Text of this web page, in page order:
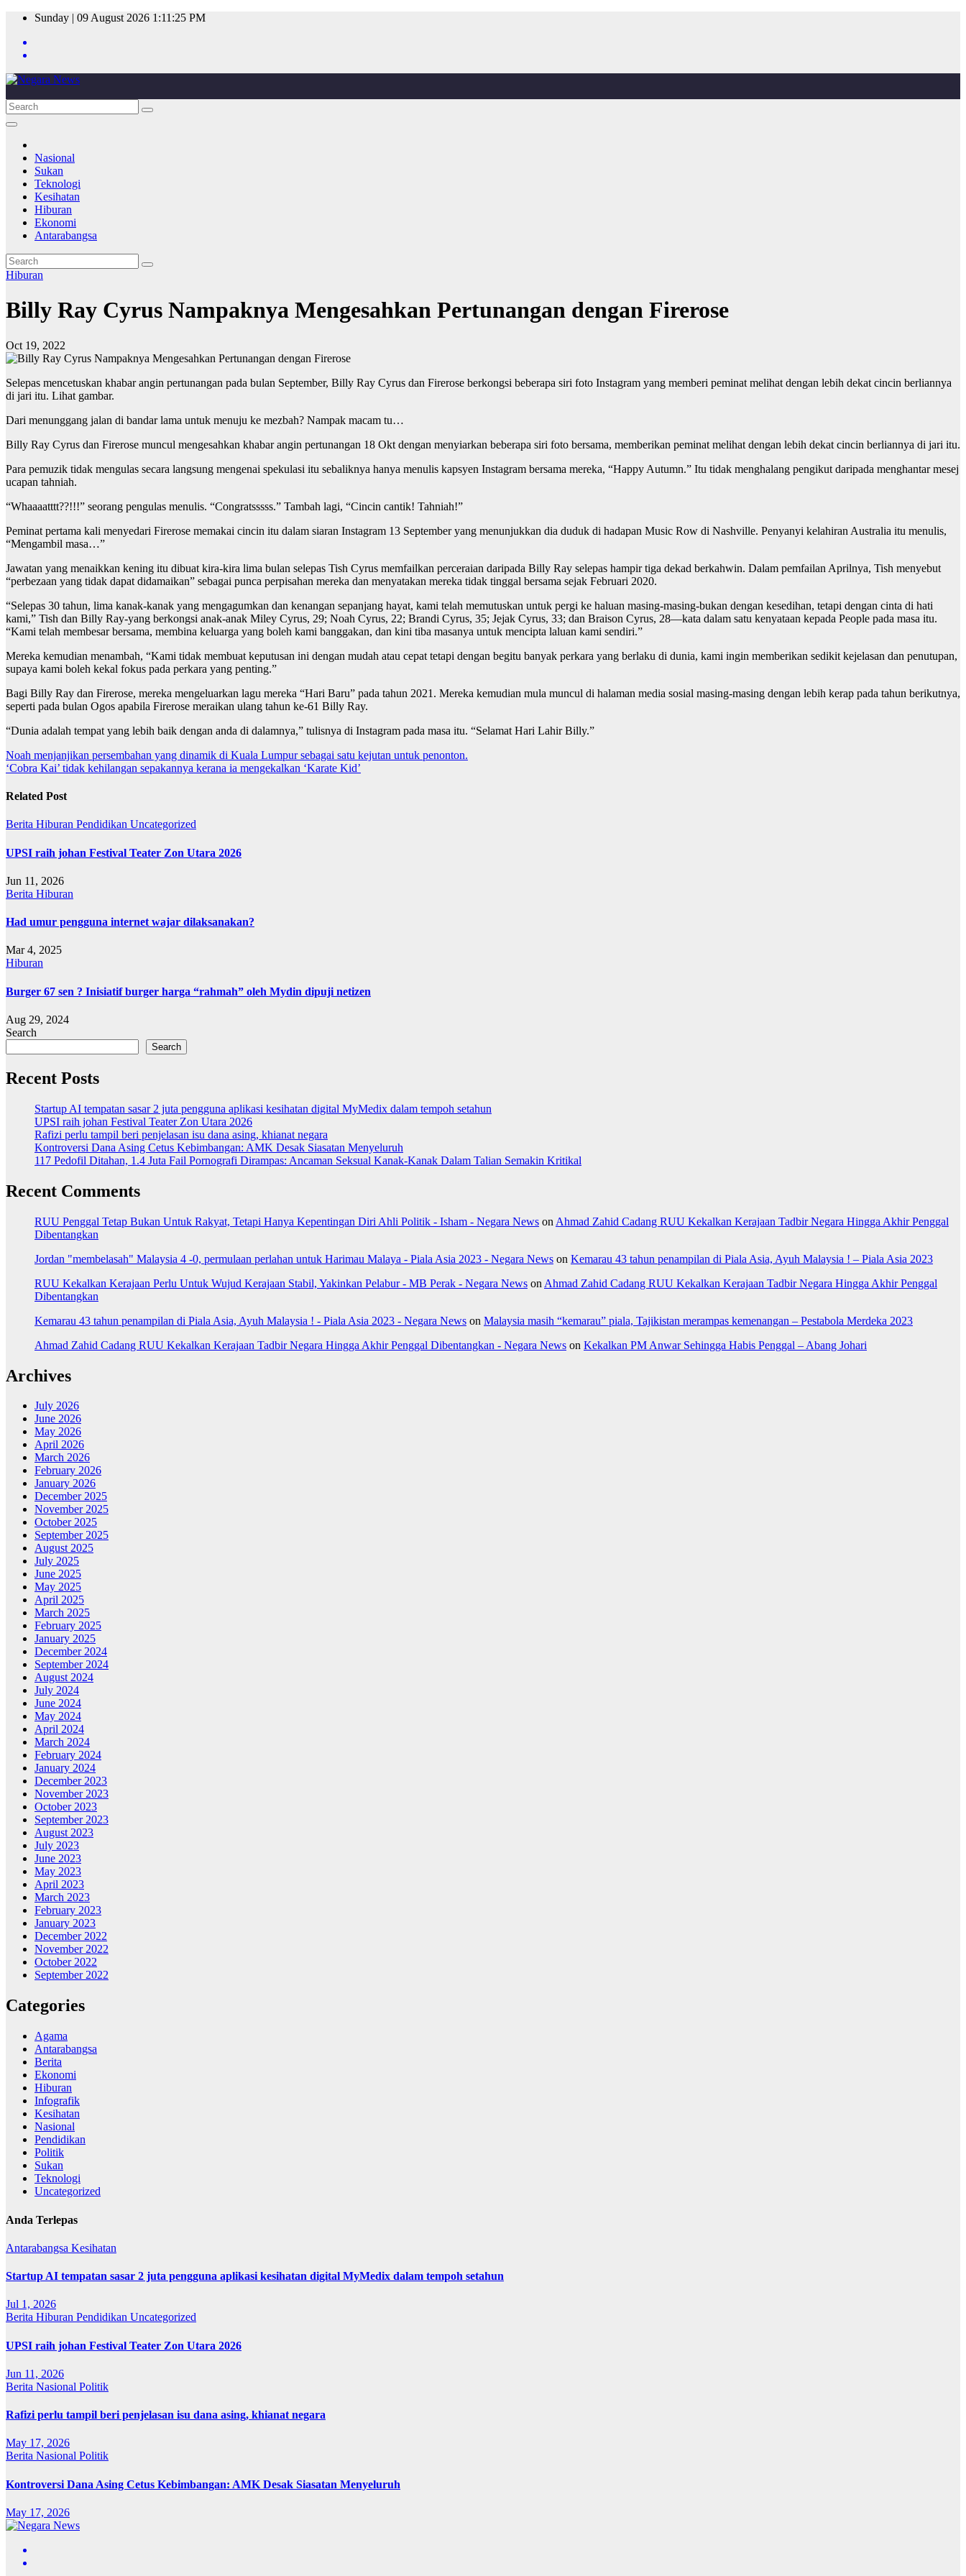
Skip
content
Sunday | 09 August 2026 1:11:25 PM
Nasional
Sukan
Teknologi
Kesihatan
Hiburan
Ekonomi
Antarabangsa
Hiburan
Billy Ray Cyrus Nampaknya Mengesahkan Pertunangan dengan Firerose
Oct 19, 2022
Selepas mencetuskan khabar angin pertunangan pada bulan September, Billy Ray Cyrus dan Firerose berkongsi beberapa siri foto Instagram yang memberi peminat melihat dengan lebih dekat cincin berliannya
di jari itu. Lihat gambar.
Dari menunggang jalan di bandar lama untuk menuju ke mezbah? Nampak macam tu…
Billy Ray Cyrus dan Firerose muncul mengesahkan khabar angin pertunangan 18 Okt dengan menyiarkan beberapa siri foto bersama, memberikan peminat melihat dengan lebih dekat cincin berliannya di jari itu.
Para pemuzik tidak mengulas secara langsung mengenai spekulasi itu sebaliknya hanya menulis kapsyen Instagram bersama mereka, “Happy Autumn.” Itu tidak menghalang pengikut daripada menghantar mesej
ucapan tahniah.
“Whaaaatttt??!!!” seorang pengulas menulis. “Congratsssss.” Tambah lagi, “Cincin cantik! Tahniah!”
Peminat pertama kali menyedari Firerose memakai cincin itu dalam siaran Instagram 13 September yang menunjukkan dia duduk di hadapan Music Row di Nashville. Penyanyi kelahiran Australia itu menulis,
“Mengambil masa…”
Jawatan yang menaikkan kening itu dibuat kira-kira lima bulan selepas Tish Cyrus memfailkan perceraian daripada Billy Ray selepas hampir tiga dekad berkahwin. Dalam pemfailan Aprilnya, Tish menyebut
“perbezaan yang tidak dapat didamaikan” sebagai punca perpisahan mereka dan menyatakan mereka tidak tinggal bersama sejak Februari 2020.
“Selepas 30 tahun, lima kanak-kanak yang mengagumkan dan kenangan sepanjang hayat, kami telah memutuskan untuk pergi ke haluan masing-masing-bukan dengan kesedihan, tetapi dengan cinta di hati
kami,” Tish dan Billy Ray-yang berkongsi anak-anak Miley Cyrus, 29; Noah Cyrus, 22; Brandi Cyrus, 35; Jejak Cyrus, 33; dan Braison Cyrus, 28—kata dalam satu kenyataan kepada People pada masa itu.
“Kami telah membesar bersama, membina keluarga yang boleh kami banggakan, dan kini tiba masanya untuk mencipta laluan kami sendiri.”
Mereka kemudian menambah, “Kami tidak membuat keputusan ini dengan mudah atau cepat tetapi dengan begitu banyak perkara yang berlaku di dunia, kami ingin memberikan sedikit kejelasan dan penutupan,
supaya kami boleh kekal fokus pada perkara yang penting.”
Bagi Billy Ray dan Firerose, mereka mengeluarkan lagu mereka “Hari Baru” pada tahun 2021. Mereka kemudian mula muncul di halaman media sosial masing-masing dengan lebih kerap pada tahun berikutnya,
seperti pada bulan Ogos apabila Firerose meraikan ulang tahun ke-61 Billy Ray.
“Dunia adalah tempat yang lebih baik dengan anda di dalamnya,” tulisnya di Instagram pada masa itu. “Selamat Hari Lahir Billy.”
Post
navigation
Noah menjanjikan persembahan yang dinamik di Kuala Lumpur sebagai satu kejutan untuk penonton.
‘Cobra Kai’ tidak kehilangan sepakannya kerana ia mengekalkan ‘Karate Kid’
Related Post
Berita Hiburan Pendidikan Uncategorized
UPSI raih johan Festival Teater Zon Utara 2026
Jun 11, 2026
Berita Hiburan
Had umur pengguna internet wajar dilaksanakan?
Mar 4, 2025
Hiburan
Burger 67 sen ? Inisiatif burger harga “rahmah” oleh Mydin dipuji netizen
Aug 29, 2024
Search
Search
Recent Posts
Startup AI tempatan sasar 2 juta pengguna aplikasi kesihatan digital MyMedix dalam tempoh setahun
UPSI raih johan Festival Teater Zon Utara 2026
Rafizi perlu tampil beri penjelasan isu dana asing, khianat negara
Kontroversi Dana Asing Cetus Kebimbangan: AMK Desak Siasatan Menyeluruh
117 Pedofil Ditahan, 1.4 Juta Fail Pornografi Dirampas: Ancaman Seksual Kanak-Kanak Dalam Talian Semakin Kritikal
Recent Comments
RUU Penggal Tetap Bukan Untuk Rakyat, Tetapi Hanya Kepentingan Diri Ahli Politik - Isham - Negara News on Ahmad Zahid Cadang RUU Kekalkan Kerajaan Tadbir Negara Hingga Akhir Penggal
Dibentangkan
Jordan "membelasah" Malaysia 4 -0, permulaan perlahan untuk Harimau Malaya - Piala Asia 2023 - Negara News on Kemarau 43 tahun penampilan di Piala Asia, Ayuh Malaysia ! – Piala Asia 2023
RUU Kekalkan Kerajaan Perlu Untuk Wujud Kerajaan Stabil, Yakinkan Pelabur - MB Perak - Negara News on Ahmad Zahid Cadang RUU Kekalkan Kerajaan Tadbir Negara Hingga Akhir Penggal
Dibentangkan
Kemarau 43 tahun penampilan di Piala Asia, Ayuh Malaysia ! - Piala Asia 2023 - Negara News on Malaysia masih “kemarau” piala, Tajikistan merampas kemenangan – Pestabola Merdeka 2023
Ahmad Zahid Cadang RUU Kekalkan Kerajaan Tadbir Negara Hingga Akhir Penggal Dibentangkan - Negara News on Kekalkan PM Anwar Sehingga Habis Penggal – Abang Johari
Archives
July 2026
June 2026
May 2026
April 2026
March 2026
February 2026
January 2026
December 2025
November 2025
October 2025
September 2025
August 2025
July 2025
June 2025
May 2025
April 2025
March 2025
February 2025
January 2025
December 2024
September 2024
August 2024
July 2024
June 2024
May 2024
April 2024
March 2024
February 2024
January 2024
December 2023
November 2023
October 2023
September 2023
August 2023
July 2023
June 2023
May 2023
April 2023
March 2023
February 2023
January 2023
December 2022
November 2022
October 2022
September 2022
Categories
Agama
Antarabangsa
Berita
Ekonomi
Hiburan
Infografik
Kesihatan
Nasional
Pendidikan
Politik
Sukan
Teknologi
Uncategorized
Anda Terlepas
Antarabangsa Kesihatan
Startup AI tempatan sasar 2 juta pengguna aplikasi kesihatan digital MyMedix dalam tempoh setahun
Jul 1, 2026
Berita Hiburan Pendidikan Uncategorized
UPSI raih johan Festival Teater Zon Utara 2026
Jun 11, 2026
Berita Nasional Politik
Rafizi perlu tampil beri penjelasan isu dana asing, khianat negara
May 17, 2026
Berita Nasional Politik
Kontroversi Dana Asing Cetus Kebimbangan: AMK Desak Siasatan Menyeluruh
May 17, 2026